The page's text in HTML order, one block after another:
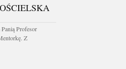
Profesor
Z